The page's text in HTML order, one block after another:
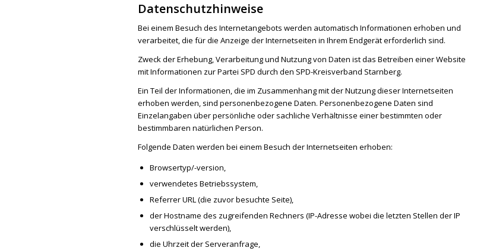
Datenschutzhinweise
Bei einem Besuch des Internetangebots werden automatisch Informationen erhoben und
verarbeitet, die für die Anzeige der Internetseiten in Ihrem Endgerät erforderlich sind.
Zweck der Erhebung, Verarbeitung und Nutzung von Daten ist das Betreiben einer Website
mit Informationen zur Partei SPD durch den SPD-Kreisverband Starnberg.
Ein Teil der Informationen, die im Zusammenhang mit der Nutzung dieser Internetseiten
erhoben werden, sind personenbezogene Daten. Personenbezogene Daten sind
Einzelangaben über persönliche oder sachliche Verhältnisse einer bestimmten oder
bestimmbaren natürlichen Person.
Folgende Daten werden bei einem Besuch der Internetseiten erhoben:
Browsertyp/-version,
verwendetes Betriebssystem,
Referrer URL (die zuvor besuchte Seite),
der Hostname des zugreifenden Rechners (IP-Adresse wobei die letzten Stellen der IP
verschlüsselt werden),
die Uhrzeit der Serveranfrage,